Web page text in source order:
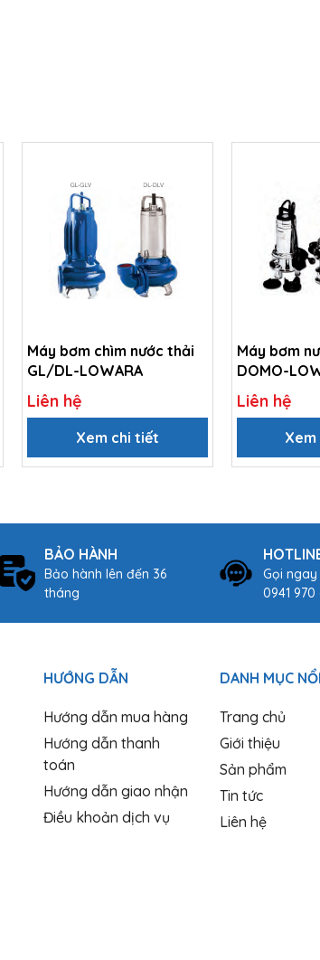
Máy bơm chìm nước thải
GL/DL-LOWARA
Liên hệ
Xem chi tiết
Máy bơm
DOMO-
Liên hệ
BẢO HÀNH
Bảo hành lên đến 36
tháng
Gọi
0941 970
HƯỚNG DẪN
Hướng dẫn mua hàng
Hướng dẫn thanh
toán
Hướng dẫn giao nhận
Điều khoản dịch vụ
DANH MỤC
Trang chủ
Giới thiệu
Sản phẩm
Tin tức
Liên hệ